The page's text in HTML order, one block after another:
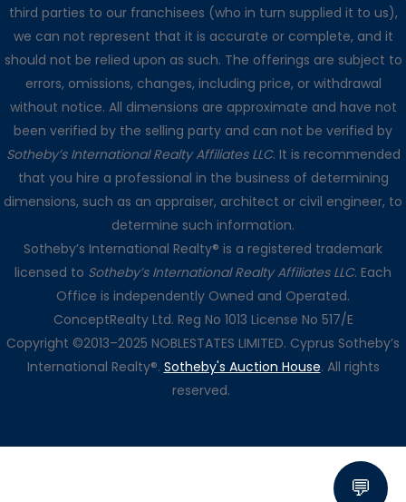
third parties to our franchisees (who in turn supplied it to us),
we can not represent that it is accurate or complete, and it
should not be relied upon as such. The offerings are subject to
errors, omissions, changes, including price, or withdrawal
without notice. All dimensions are approximate and have not
been verified by the selling party and can not be verified by
Sotheby’s International Realty Affiliates LLC. It is recommended
that you hire a professional in the business of determining
dimensions, such as an appraiser, architect or civil engineer, to
determine such information.
Sotheby’s International Realty® is a registered trademark
licensed to Sotheby’s International Realty Affiliates LLC. Each
Office is independently Owned and Operated.
ConceptRealty Ltd. Reg No 1013 License No 517/E
Copyright ©2013–2025 NOBLESTATES LIMITED. Cyprus Sotheby’s
International Realty®. Sotheby's Auction House. All rights
reserved.
💬